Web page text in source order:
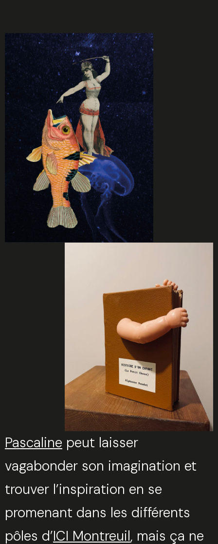
Pascaline peut laisser
vagabonder son imagination et
trouver l’inspiration en se
promenant dans les différents
pôles d’ICI Montreuil, mais ça ne